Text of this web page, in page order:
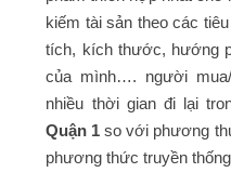
kiếm tài sản theo các
tích, kích thước, hướng
của mình…. người
nhiều thời gian đi lại
Quận 1 so với phương
phương thức truyền